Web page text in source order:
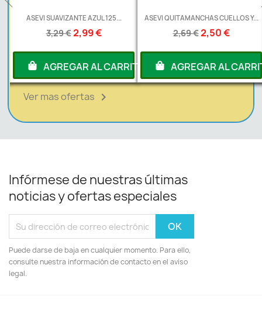
ASEVI SUAVIZANTE AZUL 125...
3,29 €2,99 €
AGREGAR AL CARRITO
ASEVI QUITAMANCHAS CUELLOS Y...
2,69 €2,50 €
AGREGAR AL
Ver mas ofertas 
Infórmese de nuestras últimas
noticias y ofertas especiales
Puede darse de baja en cualquier momento. Para ello,
consulte nuestra información de contacto en el aviso
legal.